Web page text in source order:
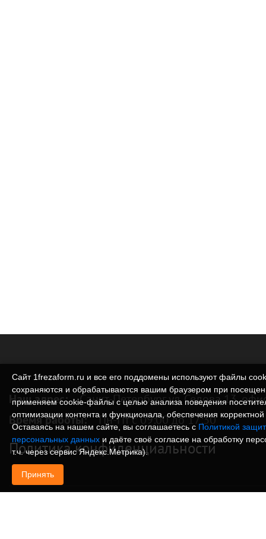
Наш адрес: Санкт-Петербург ул. Седова 13,
Время работы: Пн-Пт с 09:00 до 17:30
Политика конфиденциальности
Сайт 1frezaform.ru и все его поддомены используют файлы
сохраняются и обрабатываются вашим браузером при
применяем cookie‑файлы с целью анализа поведения
оптимизации контента и функционала, обеспечения
Оставаясь на нашем сайте, вы соглашаетесь с Политикой
персональных данных и даёте своё согласие на обработку
т.ч. через сервис Яндекс.Метрика).
Принять